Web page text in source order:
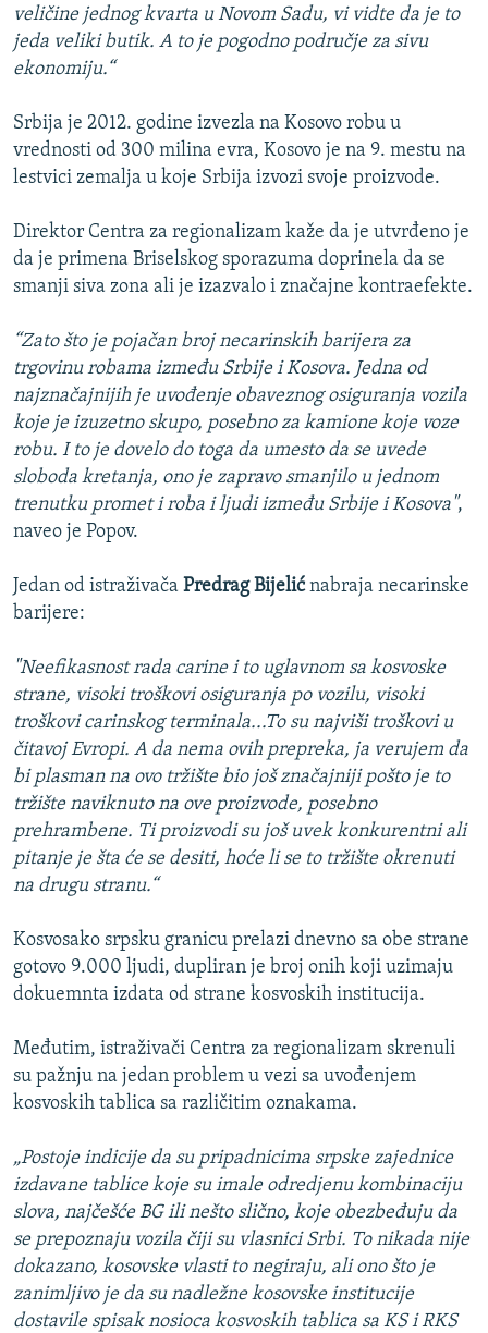
veličine jednog kvarta u Novom Sadu, vi vidte da je to
jeda veliki butik. A to je pogodno područje za sivu
ekonomiju.“
Srbija je 2012. godine izvezla na Kosovo robu u
vrednosti od 300 milina evra, Kosovo je na 9. mestu na
lestvici zemalja u koje Srbija izvozi svoje proizvode.
Direktor Centra za regionalizam kaže da je utvrđeno je
da je primena Briselskog sporazuma doprinela da se
smanji siva zona ali je izazvalo i značajne kontraefekte.
“Zato što je pojačan broj necarinskih barijera za
trgovinu robama između Srbije i Kosova. Jedna od
najznačajnijih je uvođenje obaveznog osiguranja vozila
koje je izuzetno skupo, posebno za kamione koje voze
robu. I to je dovelo do toga da umesto da se uvede
sloboda kretanja, ono je zapravo smanjilo u jednom
trenutku promet i roba i ljudi između Srbije i Kosova",
naveo je Popov.
Jedan od istraživača Predrag Bijelićnabraja necarinske
barijere:
"Neefikasnost rada carine i to uglavnom sa kosvoske
strane, visoki troškovi osiguranja po vozilu, visoki
troškovi carinskog terminala...To su najviši troškovi u
čitavoj Evropi. A da nema ovih prepreka, ja verujem da
bi plasman na ovo tržište bio još značajniji pošto je to
tržište naviknuto na ove proizvode, posebno
prehrambene. Ti proizvodi su još uvek konkurentni ali
pitanje je šta će se desiti, hoće li se to tržište okrenuti
na drugu stranu.“
Kosvosako srpsku granicu prelazi dnevno sa obe strane
gotovo 9.000 ljudi, dupliran je broj onih koji uzimaju
dokuemnta izdata od strane kosvoskih institucija.
Međutim, istraživači Centra za regionalizam skrenuli
su pažnju na jedan problem u vezi sa uvođenjem
kosvoskih tablica sa različitim oznakama.
„Postoje indicije da su pripadnicima srpske zajednice
izdavane tablice koje su imale odredjenu kombinaciju
slova, najčešće BG ili nešto slično, koje obezbeđuju da
se prepoznaju vozila čiji su vlasnici Srbi. To nikada nije
dokazano, kosovske vlasti to negiraju, ali ono što je
zanimljivo je da su nadležne kosovske institucije
dostavile spisak nosioca kosvoskih tablica sa KS i RKS